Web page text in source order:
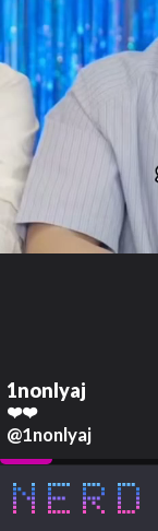
1nonlyaj
❤️❤️
@1nonlyaj